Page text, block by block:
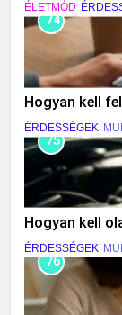
ÉLETMÓD
74
Hogyan kell
ÉRDESSÉGEK
75
Hogyan kell
ÉRDESSÉGEK
76